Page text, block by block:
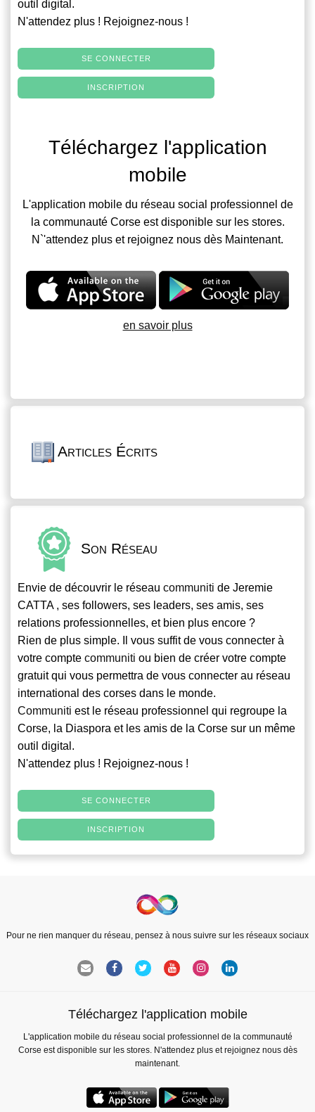
outil digital.
N'attendez plus ! Rejoignez-nous !
SE CONNECTER
INSCRIPTION
Téléchargez l'application
mobile
L'application mobile du réseau social professionnel de
la communauté Corse est disponible sur les stores.
N`'attendez plus et rejoignez nous dès Maintenant.
en savoir plus
Articles Écrits
Son Réseau
Envie de découvrir le réseau communiti de Jeremie
CATTA , ses followers, ses leaders, ses amis, ses
relations professionnelles, et bien plus encore ?
Rien de plus simple. Il vous suffit de vous connecter à
votre compte communiti ou bien de créer votre compte
gratuit qui vous permettra de vous connecter au réseau
international des corses dans le monde.
Communiti est le réseau professionnel qui regroupe la
Corse, la Diaspora et les amis de la Corse sur un même
outil digital.
N'attendez plus ! Rejoignez-nous !
SE CONNECTER
INSCRIPTION
Pour ne rien manquer du réseau, pensez à nous suivre sur les réseaux sociaux
Téléchargez l'application mobile
L'application mobile du réseau social professionnel de la communauté
Corse est disponible sur les stores. N'attendez plus et rejoignez nous dès
maintenant.